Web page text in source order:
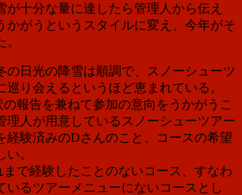
が十分な量に達したら管理人から伝え
かがうというスタイルに変え、今年がそ
の日光の降雪は順調で、スノーシューツ
巡り会えるというほど恵まれている。
報告を兼ねて参加の意向をうかがうこ
理人が用意しているスノーシューツアー
経験済みのDさんのこと、コースの希望
。
で経験したことのないコース、すなわ
いるツアーメニューにないコースとし